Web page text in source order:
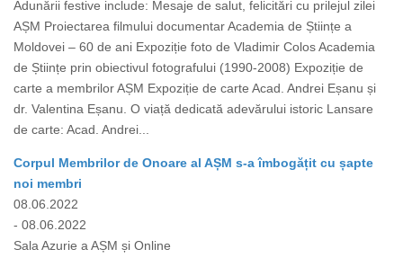
Adunării festive include: Mesaje de salut, felicitări cu prilejul zilei
AȘM Proiectarea filmului documentar Academia de Științe a
Moldovei – 60 de ani Expoziție foto de Vladimir Colos Academia
de Științe prin obiectivul fotografului (1990-2008) Expoziție de
carte a membrilor AȘM Expoziție de carte Acad. Andrei Eșanu și
dr. Valentina Eșanu. O viață dedicată adevărului istoric Lansare
de carte: Acad. Andrei...
Corpul Membrilor de Onoare al AȘM s-a îmbogățit cu șapte
noi membri
08.06.2022
- 08.06.2022
Sala Azurie a AȘM și Online